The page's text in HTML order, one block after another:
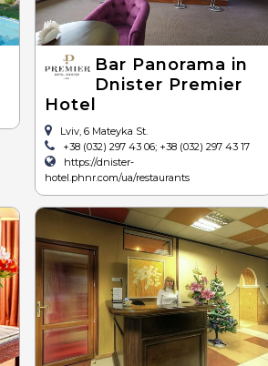
Bar Panorama in
Dnister Premier
Hotel
Lviv, 6 Mateyka St.
+38 (032) 297 43 06; +38 (032) 297 43 17
https://dnister-
hotel.phnr.com/ua/restaurants